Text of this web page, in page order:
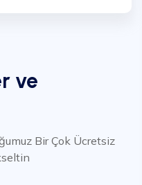
ve
Bir Çok Ücretsiz